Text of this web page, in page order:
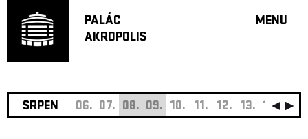
PALÁC
AKROPOLIS
MENU
JAZZ
SRPEN 06. 07. 08. 09. 10. 11. 12. 13. 14. 15.